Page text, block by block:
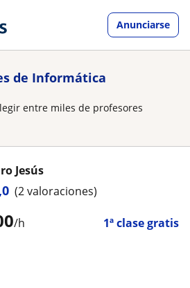
Anunciarse
de Informática
entre miles de profesores
/h 1ª clase gratis
Jesús
(2 valoraciones)